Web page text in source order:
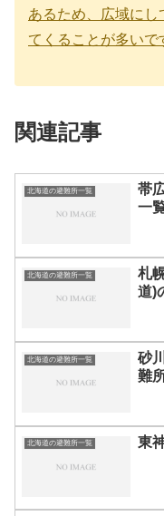
あるため、広域にし
てくることが多いで
関連記事
北海道の避難所一覧
帯
一
北海道の避難所一覧
札
道)
北海道の避難所一覧
砂
難
北海道の避難所一覧 東